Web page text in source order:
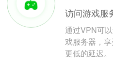
访问游戏服
通过VPN可
戏服务器，
更低的延迟。